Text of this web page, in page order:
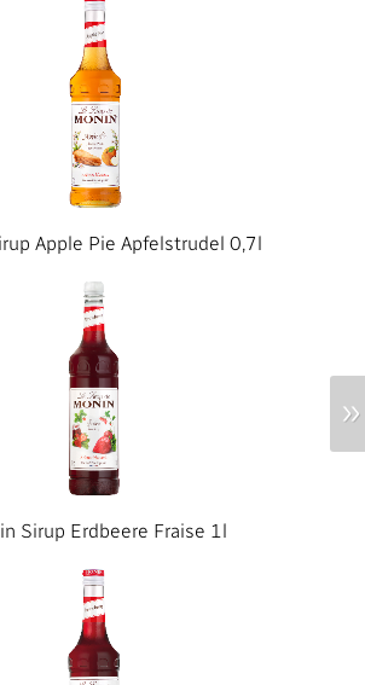
Apple Pie Apfelstrudel 0,7l
Sirup Erdbeere Fraise 1l
»